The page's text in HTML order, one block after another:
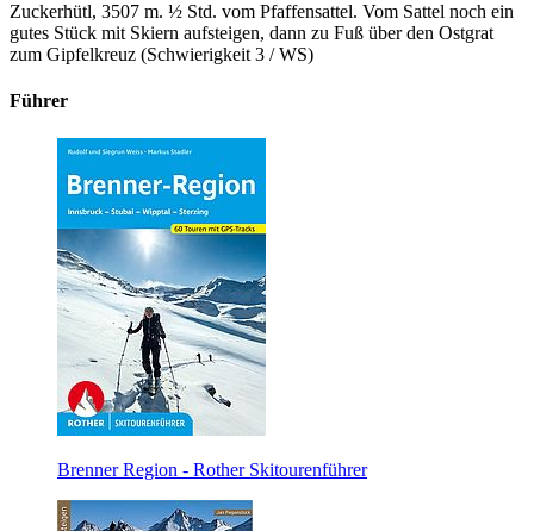
Zuckerhütl, 3507 m. ½ Std. vom Pfaffensattel. Vom Sattel noch ein
gutes Stück mit Skiern aufsteigen, dann zu Fuß über den Ostgrat
zum Gipfelkreuz (Schwierigkeit 3 / WS)
Führer
Brenner Region - Rother Skitourenführer